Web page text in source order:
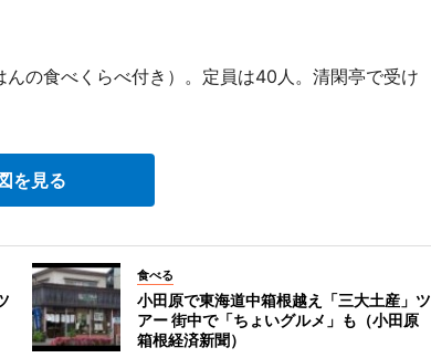
の食べくらべ付き）。定員は40人。清閑亭で受け
を見る
食べる
小田原で東海道中箱根越え「三大土産」ツ
アー 街中で「ちょいグルメ」も（小田原
箱根経済新聞）